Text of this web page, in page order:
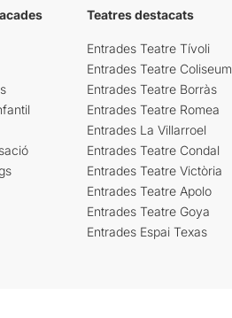
Teatres destacats
Entrades Teatre Tívoli
Entrades Teatre Coliseum
Entrades Teatre Borràs
Entrades Teatre Romea
Entrades La Villarroel
Entrades Teatre Condal
Entrades Teatre Victòria
Entrades Teatre Apolo
Entrades Teatre Goya
Entrades Espai Texas